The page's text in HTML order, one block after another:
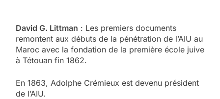
David G. Littman : Les premiers documents
remontent aux débuts de la pénétration de l’AIU au
Maroc avec la fondation de la première école juive
à Tétouan fin 1862.
En 1863, Adolphe Crémieux est devenu président
de l’AIU.